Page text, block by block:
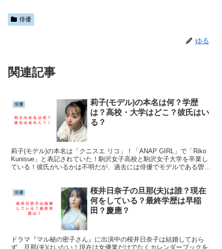
俳優
ゆる
関連記事
俳優
莉子(モデル)の本名は何？学歴
は？高校・大学はどこ？彼氏はい
る？
莉子(モデル)の本名は「クニスエ リコ」！「ANAP GIRL」で「Riko
Kunisue」と表記されていた！駒沢女子高校と駒沢女子大学を卒業し
ている！彼氏がいるかは不明だが、過去には俳優でモデルである曽田
俳優
桜井日奈子の旦那(夫)は誰？現在
何をしている？最終学歴は早稲
田？慶應？
ドラマ『マル秘の密子さん』に出演中の桜井日奈子は結婚しておら
ず、旦那(夫)はいない！現在は女優業だけでなくカレンダーブックを